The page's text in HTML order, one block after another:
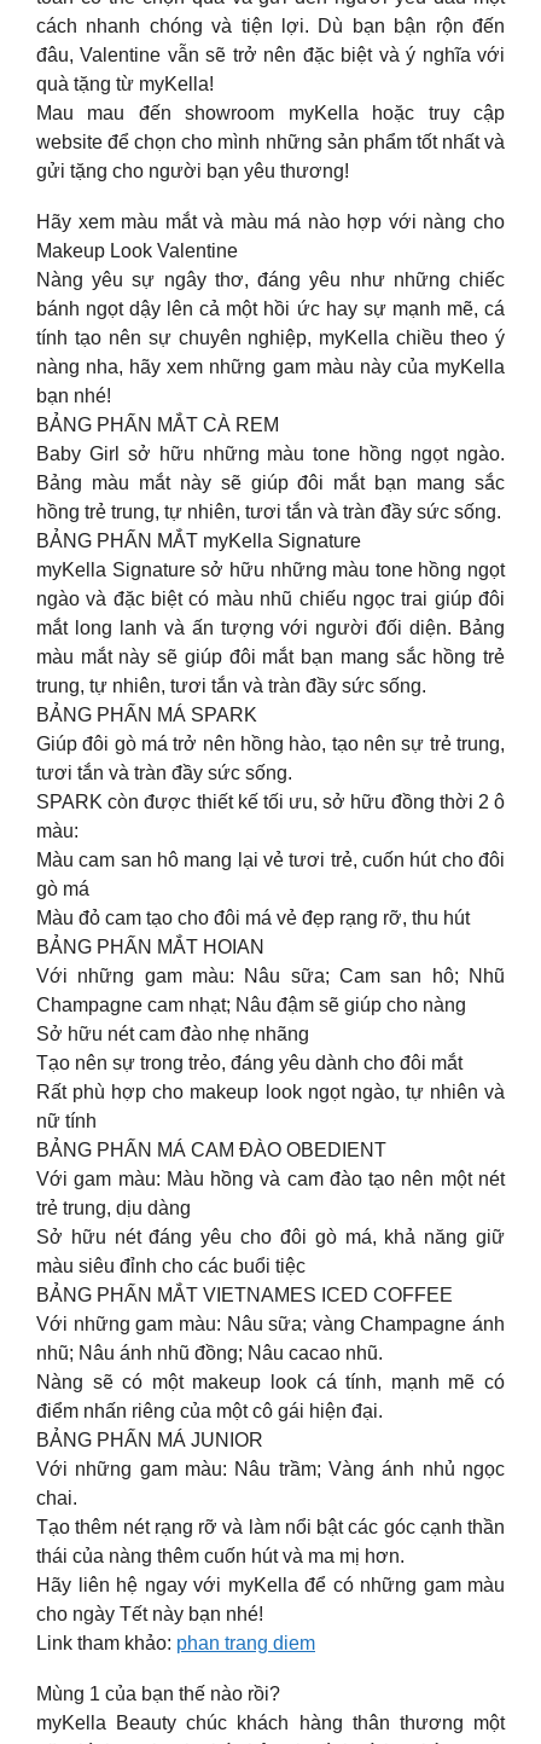
cách nhanh chóng và tiện lợi. Dù bạn bận rộn đến
đâu, Valentine vẫn sẽ trở nên đặc biệt và ý nghĩa với
quà tặng từ myKella!
Mau mau đến showroom myKella hoặc truy cập
website để chọn cho mình những sản phẩm tốt nhất và
gửi tặng cho người bạn yêu thương!
Hãy xem màu mắt và màu má nào hợp với nàng cho
Makeup Look Valentine
Nàng yêu sự ngây thơ, đáng yêu như những chiếc
bánh ngọt dậy lên cả một hồi ức hay sự mạnh mẽ, cá
tính tạo nên sự chuyên nghiệp, myKella chiều theo ý
nàng nha, hãy xem những gam màu này của myKella
bạn nhé!
BẢNG PHẤN MẮT CÀ REM
Baby Girl sở hữu những màu tone hồng ngọt ngào.
Bảng màu mắt này sẽ giúp đôi mắt bạn mang sắc
hồng trẻ trung, tự nhiên, tươi tắn và tràn đầy sức sống.
BẢNG PHẤN MẮT myKella Signature
myKella Signature sở hữu những màu tone hồng ngọt
ngào và đặc biệt có màu nhũ chiếu ngọc trai giúp đôi
mắt long lanh và ấn tượng với người đối diện. Bảng
màu mắt này sẽ giúp đôi mắt bạn mang sắc hồng trẻ
trung, tự nhiên, tươi tắn và tràn đầy sức sống.
BẢNG PHẤN MÁ SPARK
Giúp đôi gò má trở nên hồng hào, tạo nên sự trẻ trung,
tươi tắn và tràn đầy sức sống.
SPARK còn được thiết kế tối ưu, sở hữu đồng thời 2 ô
màu:
Màu cam san hô mang lại vẻ tươi trẻ, cuốn hút cho đôi
gò má
Màu đỏ cam tạo cho đôi má vẻ đẹp rạng rỡ, thu hút
BẢNG PHẤN MẮT HOIAN
Với những gam màu: Nâu sữa; Cam san hô; Nhũ
Champagne cam nhạt; Nâu đậm sẽ giúp cho nàng
Sở hữu nét cam đào nhẹ nhãng
Tạo nên sự trong trẻo, đáng yêu dành cho đôi mắt
Rất phù hợp cho makeup look ngọt ngào, tự nhiên và
nữ tính
BẢNG PHẤN MÁ CAM ĐÀO OBEDIENT
Với gam màu: Màu hồng và cam đào tạo nên một nét
trẻ trung, dịu dàng
Sở hữu nét đáng yêu cho đôi gò má, khả năng giữ
màu siêu đỉnh cho các buổi tiệc
BẢNG PHẤN MẮT VIETNAMES ICED COFFEE
Với những gam màu: Nâu sữa; vàng Champagne ánh
nhũ; Nâu ánh nhũ đồng; Nâu cacao nhũ.
Nàng sẽ có một makeup look cá tính, mạnh mẽ có
điểm nhấn riêng của một cô gái hiện đại.
BẢNG PHẤN MÁ JUNIOR
Với những gam màu: Nâu trầm; Vàng ánh nhủ ngọc
chai.
Tạo thêm nét rạng rỡ và làm nổi bật các góc cạnh thần
thái của nàng thêm cuốn hút và ma mị hơn.
Hãy liên hệ ngay với myKella để có những gam màu
cho ngày Tết này bạn nhé!
Link tham khảo: phan trang diem
Mùng 1 của bạn thế nào rồi?
myKella Beauty chúc khách hàng thân thương một